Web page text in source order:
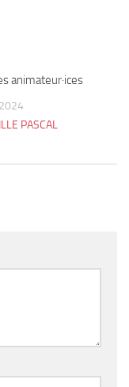
animateur·ices
PASCAL